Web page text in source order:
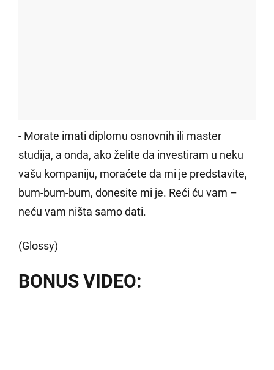
- Morate imati diplomu osnovnih ili master
studija, a onda, ako želite da investiram u neku
vašu kompaniju, moraćete da mi je predstavite,
bum-bum-bum, donesite mi je. Reći ću vam –
neću vam ništa samo dati.
(Glossy)
BONUS VIDEO: